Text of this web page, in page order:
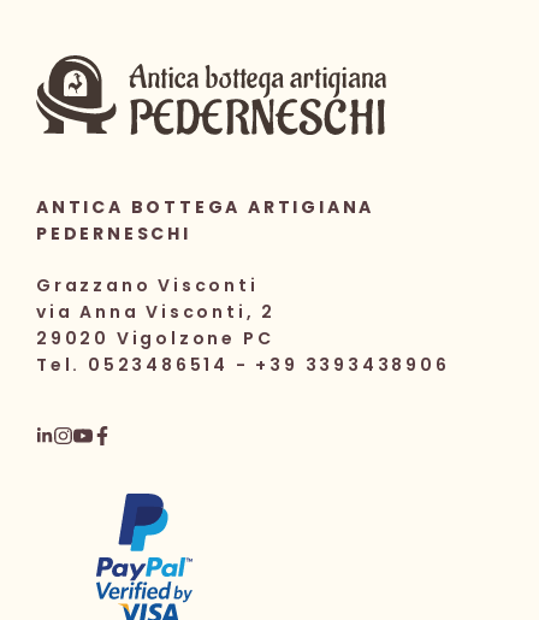
ANTICA BOTTEGA ARTIGIANA
PEDERNESCHI
Grazzano Visconti
via Anna Visconti, 2
29020 Vigolzone PC
Tel. 0523486514 - +39 3393438906